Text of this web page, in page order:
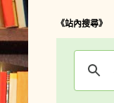
《站內搜尋》